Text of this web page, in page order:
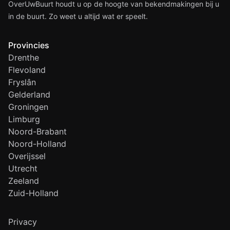
OverUwBuurt houdt u op de hoogte van bekendmakingen bij u
in de buurt. Zo weet u altijd wat er speelt.
Provincies
Drenthe
Flevoland
Fryslân
Gelderland
Groningen
Limburg
Noord-Brabant
Noord-Holland
Overijssel
Utrecht
Zeeland
Zuid-Holland
Privacy